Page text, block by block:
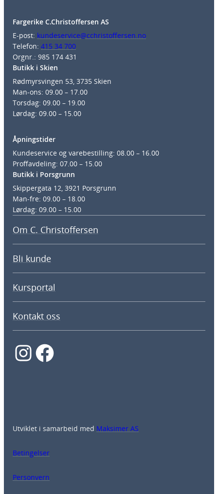
Fargerike C.Christoffersen AS
E-post: kundeservice@cchristoffersen.no
Telefon: 415 34 700
Orgnr.: 985 174 431
Butikk i Skien
Rødmyrsvingen 53, 3735 Skien
Man-ons: 09.00 – 17.00
Torsdag: 09.00 – 19.00
Lørdag: 09.00 – 15.00
Åpningstider
Kundeservice og varebestilling: 08.00 – 16.00
Proffavdeling: 07.00 – 15.00
Butikk i Porsgrunn
Skippergata 12, 3921 Porsgrunn
Man-fre: 09.00 – 18.00
Lørdag: 09.00 – 15.00
Om C. Christoffersen
Bli kunde
Kursportal
Kontakt oss
InstagramFacebook
Utviklet i samarbeid med Maksimer AS
Betingelser
Personvern